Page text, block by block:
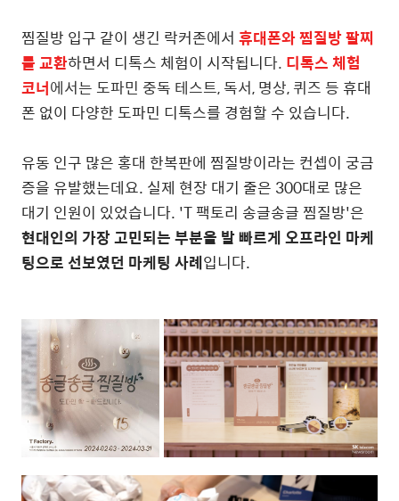
찜질방 입구 같이 생긴 락커존에서 휴대폰와 찜질방 팔찌
를 교환하면서 디톡스 체험이 시작됩니다. 디톡스 체험
코너에서는 도파민 중독 테스트, 독서, 명상, 퀴즈 등 휴대
폰 없이 다양한 도파민 디톡스를 경험할 수 있습니다.
유동 인구 많은 홍대 한복판에 찜질방이라는 컨셉이 궁금
증을 유발했는데요. 실제 현장 대기 줄은 300대로 많은
대기 인원이 있었습니다. 'T 팩토리 송글송글 찜질방'은
현대인의 가장 고민되는 부분을 발 빠르게 오프라인 마케
팅으로 선보였던 마케팅 사례입니다.